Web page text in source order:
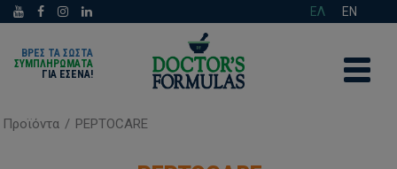
ΕΛ EN
ΒΡΕΣ ΤΑ ΣΩΣΤΑ
ΣΥΜΠΛΗΡΩΜΑΤΑ
ΓΙΑ ΕΣΈΝΑ!
Προϊόντα / PEPTOCARE